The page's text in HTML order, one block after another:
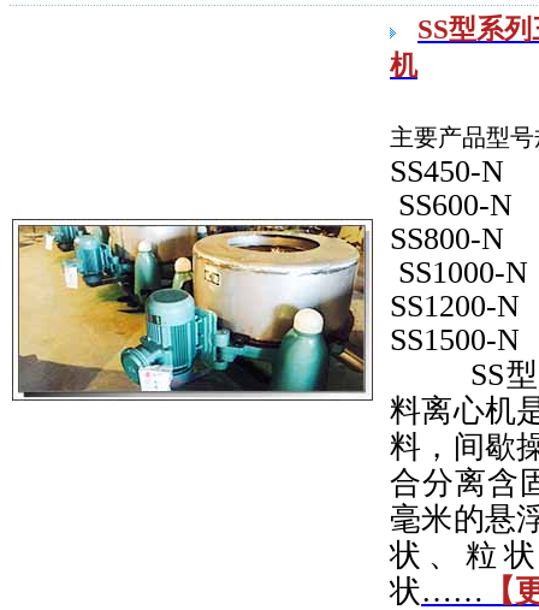
SS型系
机
主要产品型
SS450-
SS600-
SS800-
SS1000-
SS1200-
SS1500-
SS型
料离心机
料，间歇
合分离含
毫米的悬
状、粒
状…… 【